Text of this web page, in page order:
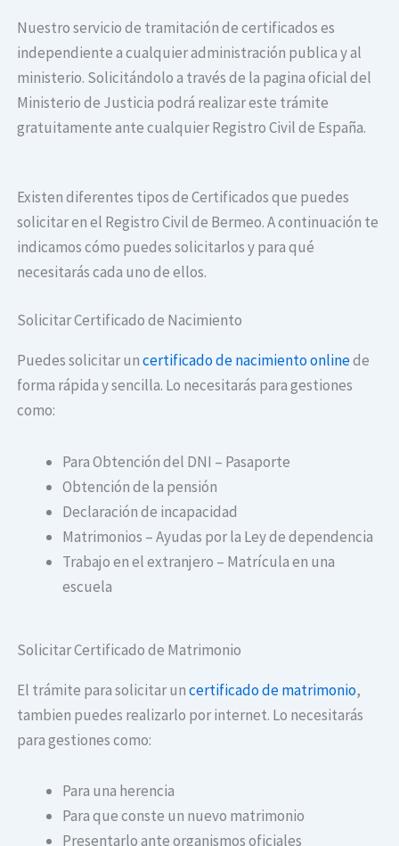
Nuestro servicio de tramitación de certificados es
independiente a cualquier administración publica y al
ministerio. Solicitándolo a través de la pagina oficial del
Ministerio de Justicia podrá realizar este trámite
gratuitamente ante cualquier Registro Civil de España.
Existen diferentes tipos de Certificados que puedes
solicitar en el Registro Civil de Bermeo. A continuación te
indicamos cómo puedes solicitarlos y para qué
necesitarás cada uno de ellos.
Solicitar Certificado de Nacimiento
Puedes solicitar uncertificado de nacimiento onlinede
forma rápida y sencilla. Lo necesitarás para gestiones
como:
Para Obtención del DNI – Pasaporte
Obtención de la pensión
Declaración de incapacidad
Matrimonios – Ayudas por la Ley de dependencia
Trabajo en el extranjero – Matrícula en una
escuela
Solicitar Certificado de Matrimonio
El trámite para solicitar uncertificado de matrimonio,
tambien puedes realizarlo por internet. Lo necesitarás
para gestiones como:
Para una herencia
Para que conste un nuevo matrimonio
Presentarlo ante organismos oficiales